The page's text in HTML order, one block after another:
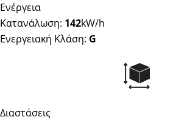
Ενέργεια
Κατανάλωση: 142kW/h
Ενεργειακή Κλάση: G
Διαστάσεις